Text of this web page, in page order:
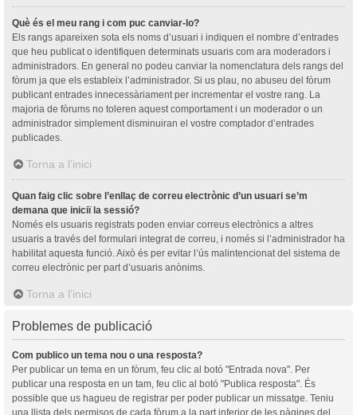
Què és el meu rang i com puc canviar-lo?
Els rangs apareixen sota els noms d’usuari i indiquen el nombre d’entrades
que heu publicat o identifiquen determinats usuaris com ara moderadors i
administradors. En general no podeu canviar la nomenclatura dels rangs del
fòrum ja que els estableix l’administrador. Si us plau, no abuseu del fòrum
publicant entrades innecessàriament per incrementar el vostre rang. La
majoria de fòrums no toleren aquest comportament i un moderador o un
administrador simplement disminuiran el vostre comptador d’entrades
publicades.
Torna a l’inici
Quan faig clic sobre l’enllaç de correu electrònic d’un usuari se’m
demana que iniciï la sessió?
Només els usuaris registrats poden enviar correus electrònics a altres
usuaris a través del formulari integrat de correu, i només si l’administrador ha
habilitat aquesta funció. Això és per evitar l’ús malintencionat del sistema de
correu electrònic per part d’usuaris anònims.
Torna a l’inici
Problemes de publicació
Com publico un tema nou o una resposta?
Per publicar un tema en un fòrum, feu clic al botó "Entrada nova". Per
publicar una resposta en un tam, feu clic al botó "Publica resposta". És
possible que us hagueu de registrar per poder publicar un missatge. Teniu
una llista dels permisos de cada fòrum a la part inferior de les pàgines del